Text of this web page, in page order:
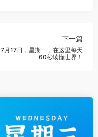
下一篇
7月17日，星期一，在这里每天
60秒读懂世界！